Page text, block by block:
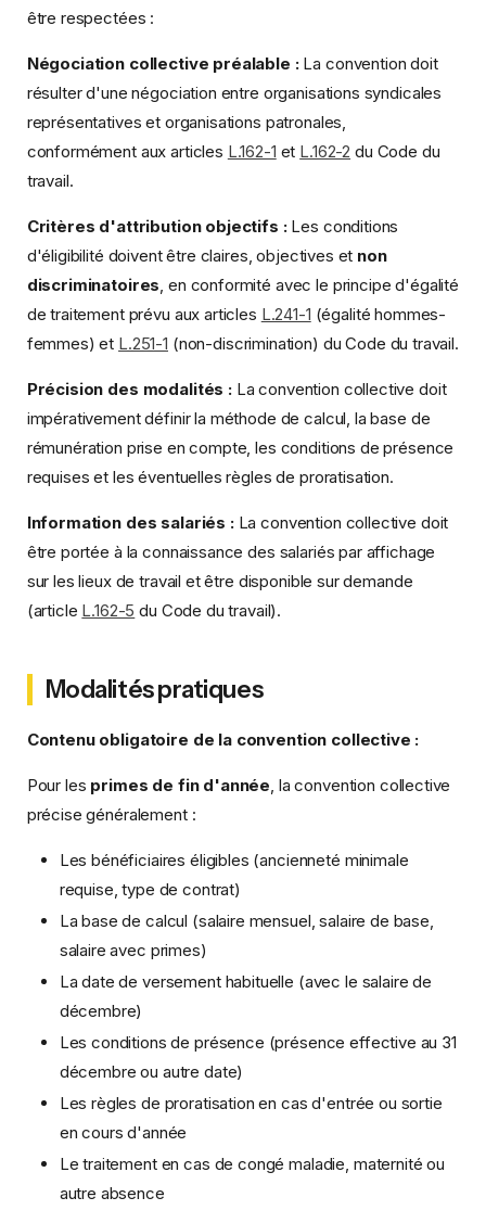
être respectées :
Négociation collective préalable :La convention doit
résulter d'une négociation entre organisations syndicales
représentatives et organisations patronales,
conformément aux articles L.162-1 et L.162-2 du Code du
travail.
Critères d'attribution objectifs :Les conditions
d'éligibilité doivent être claires, objectives et non
discriminatoires , en conformité avec le principe d'égalité
de traitement prévu aux articles L.241-1 (égalité hommes-
femmes) et L.251-1 (non-discrimination) du Code du travail.
Précision des modalités :La convention collective doit
impérativement définir la méthode de calcul, la base de
rémunération prise en compte, les conditions de présence
requises et les éventuelles règles de proratisation.
Information des salariés :La convention collective doit
être portée à la connaissance des salariés par affichage
sur les lieux de travail et être disponible sur demande
(article L.162-5 du Code du travail).
Modalités pratiques
Contenu obligatoire de la convention collective :
Pour les primes de fin d'année , la convention collective
précise généralement :
Les bénéficiaires éligibles (ancienneté minimale
requise, type de contrat)
La base de calcul (salaire mensuel, salaire de base,
salaire avec primes)
La date de versement habituelle (avec le salaire de
décembre)
Les conditions de présence (présence effective au 31
décembre ou autre date)
Les règles de proratisation en cas d'entrée ou sortie
en cours d'année
Le traitement en cas de congé maladie, maternité ou
autre absence